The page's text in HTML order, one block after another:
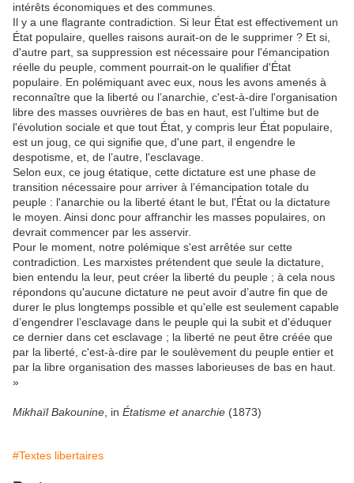
intérêts économiques et des communes.
Il y a une flagrante contradiction. Si leur État est effectivement un
État populaire, quelles raisons aurait-on de le supprimer ? Et si,
d'autre part, sa suppression est nécessaire pour l'émancipation
réelle du peuple, comment pourrait-on le qualifier d'État
populaire. En polémiquant avec eux, nous les avons amenés à
reconnaître que la liberté ou l’anarchie, c'est-à-dire l'organisation
libre des masses ouvrières de bas en haut, est l’ultime but de
l'évolution sociale et que tout État, y compris leur État populaire,
est un joug, ce qui signifie que, d'une part, il engendre le
despotisme, et, de l’autre, l'esclavage.
Selon eux, ce joug étatique, cette dictature est une phase de
transition nécessaire pour arriver à l’émancipation totale du
peuple : l'anarchie ou la liberté étant le but, l'État ou la dictature
le moyen. Ainsi donc pour affranchir les masses populaires, on
devrait commencer par les asservir.
Pour le moment, notre polémique s'est arrêtée sur cette
contradiction. Les marxistes prétendent que seule la dictature,
bien entendu la leur, peut créer la liberté du peuple ; à cela nous
répondons qu'aucune dictature ne peut avoir d’autre fin que de
durer le plus longtemps possible et qu'elle est seulement capable
d’engendrer l’esclavage dans le peuple qui la subit et d'éduquer
ce dernier dans cet esclavage ; la liberté ne peut être créée que
par la liberté, c'est-à-dire par le soulèvement du peuple entier et
par la libre organisation des masses laborieuses de bas en haut.
»
Mikhaïl Bakounine , in Étatisme et anarchie (1873)
#Textes libertaires